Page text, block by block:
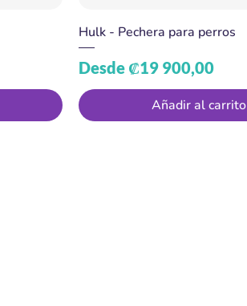
Hulk - Pechera para perros
Desde ₡19 900,00
Precio de oferta
Añadir al carrito